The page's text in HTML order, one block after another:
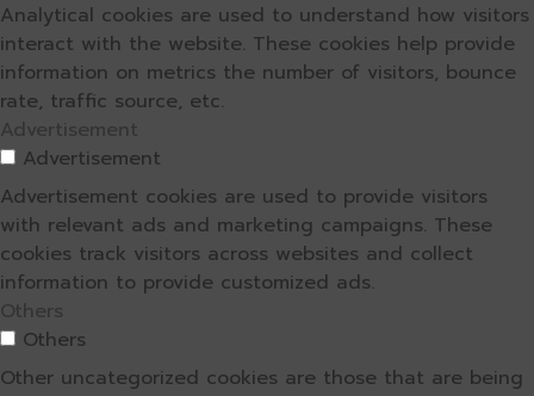
Analytical cookies are used to understand how visitors
interact with the website. These cookies help provide
information on metrics the number of visitors, bounce
rate, traffic source, etc.
Advertisement
Advertisement
Advertisement cookies are used to provide visitors
with relevant ads and marketing campaigns. These
cookies track visitors across websites and collect
information to provide customized ads.
Others
Others
Other uncategorized cookies are those that are being